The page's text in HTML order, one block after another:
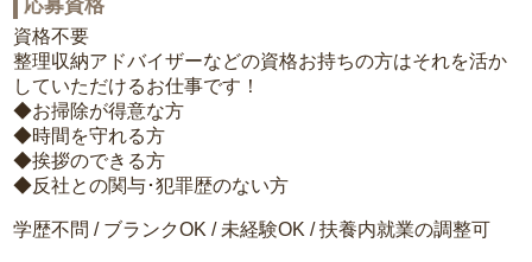
応募資格
資格不要
整理収納アドバイザーなどの資格お持ちの方はそれを活か
していただけるお仕事です！
◆お掃除が得意な方
◆時間を守れる方
◆挨拶のできる方
◆反社との関与･犯罪歴のない方
学歴不問 / ブランクOK / 未経験OK / 扶養内就業の調整可